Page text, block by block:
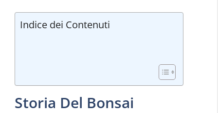
Indice dei Contenuti
Storia Del Bonsai